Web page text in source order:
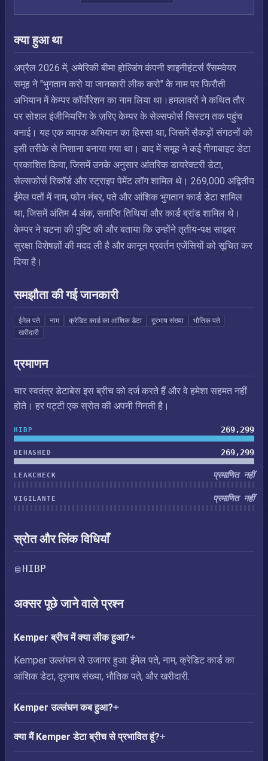
क्या हुआ था
अप्रैल 2026 में, अमेरिकी बीमा होल्डिंग कंपनी शाइनीहंटर्स रैंसमवेयर
समूह ने "भुगतान करो या जानकारी लीक करो" के नाम पर फिरौती
अभियान में केम्पर कॉर्पोरेशन का नाम लिया था।हमलावरों ने कथित तौर
पर सोशल इंजीनियरिंग के ज़रिए केम्पर के सेल्सफोर्स सिस्टम तक पहुंच
बनाई। यह एक व्यापक अभियान का हिस्सा था, जिसमें सैकड़ों संगठनों को
इसी तरीके से निशाना बनाया गया था। बाद में समूह ने कई गीगाबाइट डेटा
प्रकाशित किया, जिसमें उनके अनुसार आंतरिक डायरेक्टरी डेटा,
सेल्सफोर्स रिकॉर्ड और स्ट्राइप पेमेंट लॉग शामिल थे। 269,000 अद्वितीय
ईमेल पतों में नाम, फोन नंबर, पते और आंशिक भुगतान कार्ड डेटा शामिल
था, जिसमें अंतिम 4 अंक, समाप्ति तिथियां और कार्ड ब्रांड शामिल थे।
केम्पर ने घटना की पुष्टि की और बताया कि उन्होंने तृतीय-पक्ष साइबर
सुरक्षा विशेषज्ञों की मदद ली है और कानून प्रवर्तन एजेंसियों को सूचित कर
दिया है।
समझौता की गई जानकारी
ईमेल पते नाम क्रेडिट कार्ड का आंशिक डेटा दूरभाष संख्या
भौतिक पते
खरीदारी
प्रमाणन
चार स्वतंत्र डेटाबेस इस ब्रीच को दर्ज करते हैं और वे हमेशा सहमत नहीं
होते। हर पट्टी एक स्रोत की अपनी गिनती है।
HIBP 269,299
DEHASHED 269,299
LEAKCHECK प्रमाणित नहीं
VIGILANTE प्रमाणित नहीं
स्रोत और लिंक विधियाँ
HIBP
अक्सर पूछे जाने वाले प्रश्न
Kemper ब्रीच में क्या लीक हुआ?
Kemper उल्लंघन से उजागर हुआ: ईमेल पते, नाम, क्रेडिट कार्ड का
आंशिक डेटा, दूरभाष संख्या, भौतिक पते, और खरीदारी.
Kemper उल्लंघन कब हुआ?
क्या मैं Kemper डेटा ब्रीच से प्रभावित हूं?